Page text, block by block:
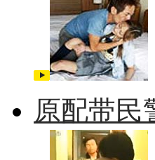
原配带民